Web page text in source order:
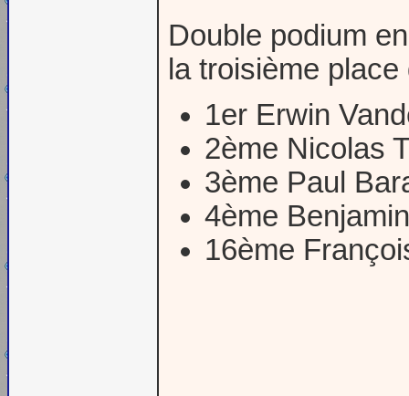
Double podium
la troisième
1er Erwin
2ème Nicolas
3ème Paul
4ème
16ème